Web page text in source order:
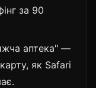
за 90
аптека" —
як Safari